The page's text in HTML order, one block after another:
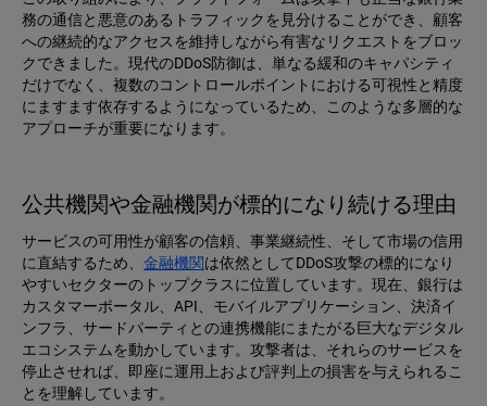
務の通信と悪意のあるトラフィックを見分けることができ、顧客
への継続的なアクセスを維持しながら有害なリクエストをブロッ
クできました。現代のDDoS防御は、単なる緩和のキャパシティ
だけでなく、複数のコントロールポイントにおける可視性と精度
にますます依存するようになっているため、このような多層的な
アプローチが重要になります。
公共機関や金融機関が標的になり続ける理由
サービスの可用性が顧客の信頼、事業継続性、そして市場の信用
に直結するため、 金融機関は依然としてDDoS攻撃の標的になり
やすいセクターのトップクラスに位置しています。現在、銀行は
カスタマーポータル、API、モバイルアプリケーション、決済イ
ンフラ、サードパーティとの連携機能にまたがる巨大なデジタル
エコシステムを動かしています。攻撃者は、それらのサービスを
停止させれば、即座に運用上および評判上の損害を与えられるこ
とを理解しています。